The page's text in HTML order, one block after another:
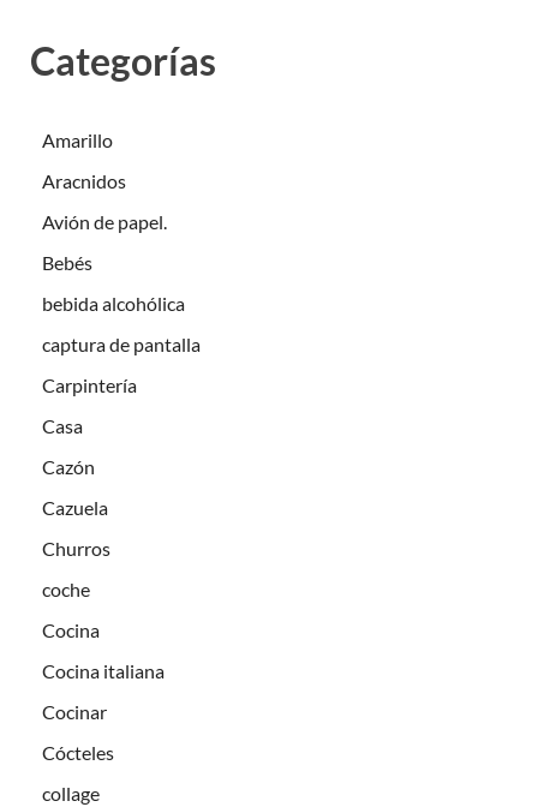
Categorías
Amarillo
Aracnidos
Avión de papel.
Bebés
bebida alcohólica
captura de pantalla
Carpintería
Casa
Cazón
Cazuela
Churros
coche
Cocina
Cocina italiana
Cocinar
Cócteles
collage